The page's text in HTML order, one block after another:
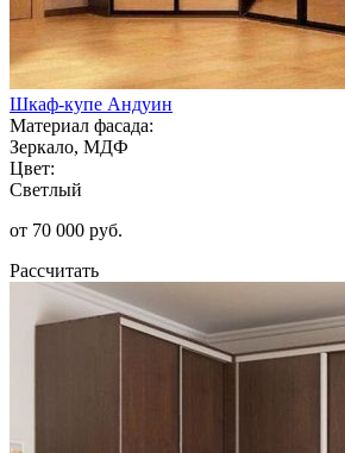
Шкаф-купе Андуин
Материал фасада:
Зеркало, МДФ
Цвет:
Светлый
от 70 000 руб.
Рассчитать